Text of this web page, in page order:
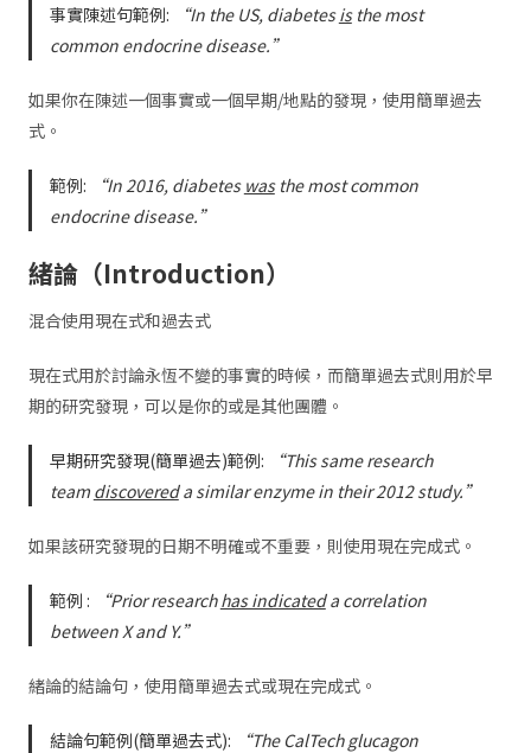
事實陳述句範例: “In the US, diabetesisthe most
common endocrine disease.”
如果你在陳述一個事實或一個早期/地點的發現，使用簡單過去
式。
範例: “In 2016, diabetes wasthe most common
endocrine disease.”
緒論（Introduction）
混合使用現在式和過去式
現在式用於討論永恆不變的事實的時候，而簡單過去式則用於早
期的研究發現，可以是你的或是其他團體。
早期研究發現(簡單過去)範例:
“This same research
team discovereda similar enzyme in their 2012 study.”
如果該研究發現的日期不明確或不重要，則使用現在完成式。
範例 : “Prior researchhas indicateda correlation
between X and Y.”
緒論的結論句，使用簡單過去式或現在完成式。
結論句範例(簡單過去式):
“The CalTech glucagon